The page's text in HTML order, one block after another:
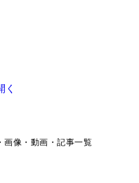
く
画像・動画・記事一覧